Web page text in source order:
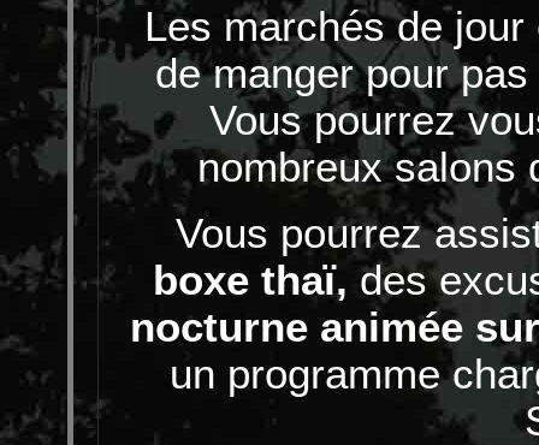
Les marchés de
de manger pour
Vous pourrez
nombreux salons
Vous pourrez
boxe thaï, des
nocturne animée sur
un programme